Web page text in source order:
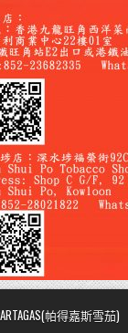
帕得嘉斯雪茄)